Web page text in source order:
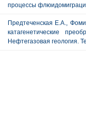
процессы
Предтеченская Е.А.,
катагенетические
Нефтегазовая геология.